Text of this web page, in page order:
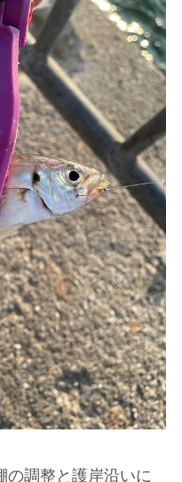
の調整と護岸沿いに